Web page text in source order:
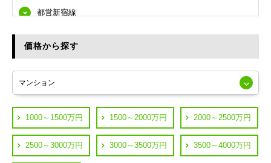
世田谷区
渋谷区
練馬区
葛飾区
横浜市鶴見区
横浜市神奈川区
都営新宿線
都営浅草線
JR中央線
価格から探す
1000～1500万円 1500～2000万円 2000～2500万円
2500～3000万円 3000～3500万円 3500～4000万円